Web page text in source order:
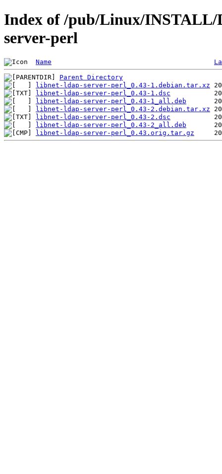
Index of /pub/Linux/
server-perl
Name
Parent Directory
libnet-ldap-server-perl_0.43-1.debian.tar.xz
libnet-ldap-server-perl_0.43-1.dsc
libnet-ldap-server-perl_0.43-1_all.deb
libnet-ldap-server-perl_0.43-2.debian.tar.xz
libnet-ldap-server-perl_0.43-2.dsc
libnet-ldap-server-perl_0.43-2_all.deb
libnet-ldap-server-perl_0.43.orig.tar.gz